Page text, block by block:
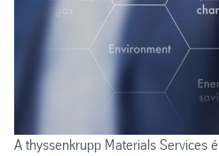
A thyssenkrupp Materials Services